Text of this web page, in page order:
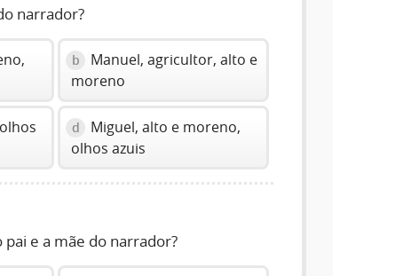
narrador?
b
Manuel, agricultor, alto e
moreno
d
Miguel, alto e moreno,
olhos azuis
e a mãe do narrador?